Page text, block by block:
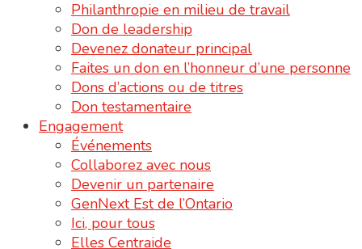
Philanthropie en milieu de travail
Don de leadership
Devenez donateur principal
Faites un don en l’honneur d’une personne
Dons d’actions ou de titres
Don testamentaire
Engagement
Événements
Collaborez avec nous
Devenir un partenaire
GenNext Est de l’Ontario
Ici, pour tous
Elles Centraide